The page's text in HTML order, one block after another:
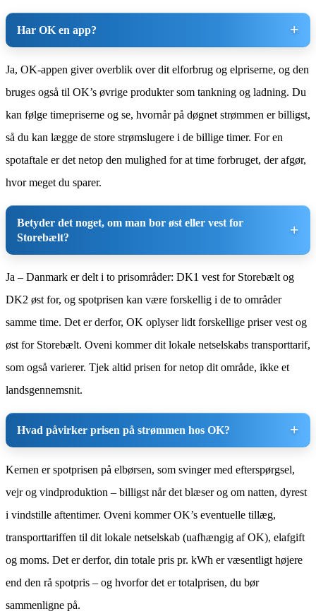
Har OK en app?
Ja, OK-appen giver overblik over dit elforbrug og elpriserne, og den
bruges også til OK’s øvrige produkter som tankning og ladning. Du
kan følge timepriserne og se, hvornår på døgnet strømmen er billigst,
så du kan lægge de store strømslugere i de billige timer. For en
spotaftale er det netop den mulighed for at time forbruget, der afgør,
hvor meget du sparer.
Betyder det noget, om man bor øst eller vest for
Storebælt?
Ja – Danmark er delt i to prisområder: DK1 vest for Storebælt og
DK2 øst for, og spotprisen kan være forskellig i de to områder
samme time. Det er derfor, OK oplyser lidt forskellige priser vest og
øst for Storebælt. Oveni kommer dit lokale netselskabs transporttarif,
som også varierer. Tjek altid prisen for netop dit område, ikke et
landsgennemsnit.
Hvad påvirker prisen på strømmen hos OK?
Kernen er spotprisen på elbørsen, som svinger med efterspørgsel,
vejr og vindproduktion – billigst når det blæser og om natten, dyrest
i vindstille aftentimer. Oveni kommer OK’s eventuelle tillæg,
transporttariffen til dit lokale netselskab (uafhængig af OK), elafgift
og moms. Det er derfor, din totale pris pr. kWh er væsentligt højere
end den rå spotpris – og hvorfor det er totalprisen, du bør
sammenligne på.